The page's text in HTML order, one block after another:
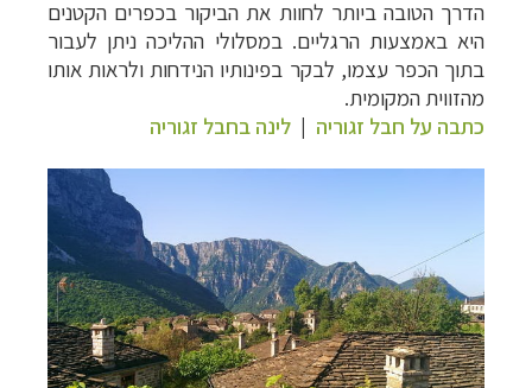
הדרך הטובה ביותר לחוות את הביקור בכפרים הקטנים
היא באמצעות הרגליים. במסלולי ההליכה ניתן לעבור
בתוך הכפר עצמו, לבקר בפינותיו הנידחות ולראות אותו
מהזווית המקומית.
כתבה על חבל זגוריה | לינה בחבל זגוריה